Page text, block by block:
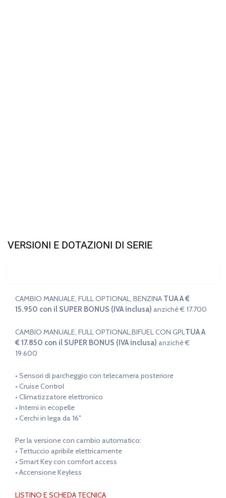
VERSIONI E DOTAZIONI DI SERIE
CAMBIO MANUALE, FULL OPTIONAL, BENZINA TUA A €
15.950 con il SUPER BONUS (IVA inclusa) anzichè € 17.700
CAMBIO MANUALE, FULL OPTIONAL,BIFUEL CON GPLTUA A
€ 17.850 con il SUPER BONUS (IVA inclusa) anzichè €
19.600
• Sensori di parcheggio con telecamera posteriore
• Cruise Control
• Climatizzatore elettronico
• Interni in ecopelle
• Cerchi in lega da 16″
Per la versione con cambio automatico:
• Tettuccio apribile elettricamente
• Smart Key con comfort access
• Accensione Keyless
LISTINO E SCHEDA TECNICA